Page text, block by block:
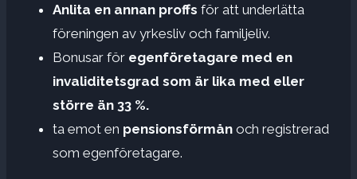
Anlita en annan proffs för att underlätta
föreningen av yrkesliv och familjeliv.
Bonusar för egenföretagare med en
invaliditetsgrad som är lika med eller
större än 33 %.
ta emot en pensionsförmån och registrerad
som egenföretagare.